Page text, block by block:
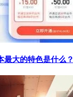
最大的特色是什么？